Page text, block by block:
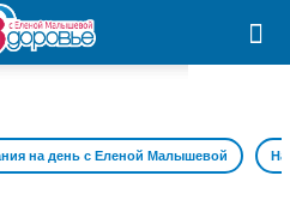
на день с Еленой Малышевой